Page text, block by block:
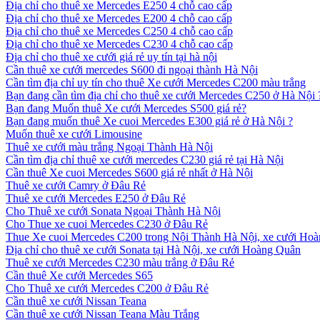
Địa chỉ cho thuê xe Mercedes E250 4 chỗ cao cấp
Địa chỉ cho thuê xe Mercedes E200 4 chỗ cao cấp
Địa chỉ cho thuê xe Mercedes C250 4 chỗ cao cấp
Địa chỉ cho thuê xe Mercedes C230 4 chỗ cao cấp
Địa chỉ cho thuê xe cưới giá rẻ uy tín tại hà nội
Cần thuê xe cưới mercedes S600 đi ngoại thành Hà Nội
Cần tìm địa chỉ uy tín cho thuê Xe cưới Mercedes C200 màu trắng
Bạn đang cần tìm địa chỉ cho thuê xe cưới Mercedes C250 ở Hà Nội
Bạn đang Muốn thuê Xe cưới Mercedes S500 giá rẻ?
Bạn đang muốn thuê Xe cuoi Mercedes E300 giá rẻ ở Hà Nội ?
Muốn thuê xe cưới Limousine
Thuê xe cưới màu trắng Ngoại Thành Hà Nội
Cần tìm địa chỉ thuê xe cưới mercedes C230 giá rẻ tại Hà Nội
Cần thuê Xe cuoi Mercedes S600 giá rẻ nhất ở Hà Nội
Thuê xe cưới Camry ở Đâu Rẻ
Thuê xe cưới Mercedes E250 ở Đâu Rẻ
Cho Thuê xe cưới Sonata Ngoại Thành Hà Nội
Cho Thue xe cuoi Mercedes C230 ở Đâu Rẻ
Thue Xe cuoi Mercedes C200 trong Nội Thành Hà Nội, xe cưới
Địa chỉ cho thuê xe cưới Sonata tại Hà Nội, xe cưới Hoàng Quân
Thuê xe cưới Mercedes C230 màu trắng ở Đâu Rẻ
Cần thuê Xe cưới Mercedes S65
Cho Thuê xe cưới Mercedes C200 ở Đâu Rẻ
Cần thuê xe cưới Nissan Teana
Cần thuê xe cưới Nissan Teana Màu Trắng